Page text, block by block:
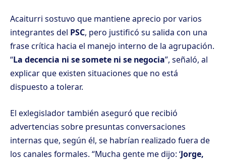
Acaiturri sostuvo que mantiene aprecio por varios
integrantes del PSC, pero justificó su salida con una
frase crítica hacia el manejo interno de la agrupación.
“La decencia ni se somete ni se negocia”, señaló, al
explicar que existen situaciones que no está
dispuesto a tolerar.
El exlegislador también aseguró que recibió
advertencias sobre presuntas conversaciones
internas que, según él, se habrían realizado fuera de
los canales formales. “Mucha gente me dijo: ‘Jorge,